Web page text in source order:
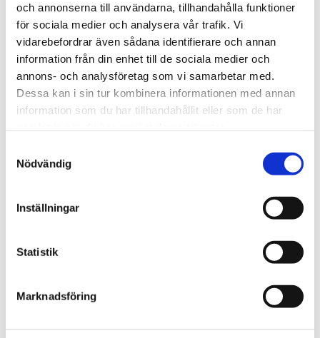
och annonserna till användarna, tillhandahålla funktioner
för sociala medier och analysera vår trafik. Vi
vidarebefordrar även sådana identifierare och annan
information från din enhet till de sociala medier och
annons- och analysföretag som vi samarbetar med.
Dessa kan i sin tur kombinera informationen med annan
information som du har tillhandahållit eller som de har
Nödvändig
Inställningar
Statistik
Marknadsföring
We are Tengbom
We create sustainable and beautiful architecture that
strenghtens our clients as well as our society.
Work with us
We are always looking for more people who want to help
Through our ecosystem of services, we can create any
Contact